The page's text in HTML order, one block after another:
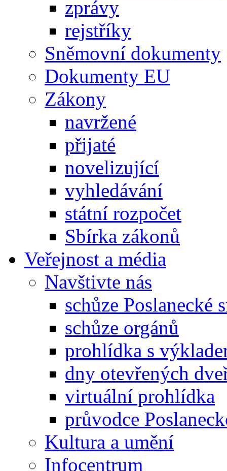
zprávy
rejstříky
Sněmovní dokumenty
Dokumenty EU
Zákony
navržené
přijaté
novelizující
vyhledávání
státní rozpočet
Sbírka zákonů
Veřejnost a média
Navštivte nás
schůze Poslanecké
schůze orgánů
prohlídka s
dny otevřených
virtuální prohlídka
průvodce
Kultura a umění
Infocentrum